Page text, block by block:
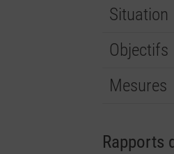
Situation
Objectifs
Mesures
Rapports